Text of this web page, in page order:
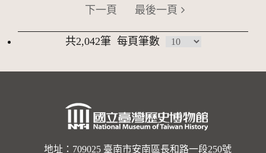
下一頁 最後一頁
共2,042筆 每頁筆數
地址：709025 臺南市安南區長和路一段250號